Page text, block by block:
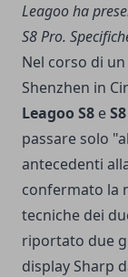
Leagoo ha
S8 Pro.
Nel corso di
Shenzhen in
Leagoo S8 e
passare solo
antecedenti
confermato la
tecniche dei
riportato due
display Sharp